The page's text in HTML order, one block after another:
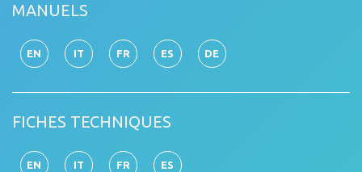
MANUELS
EN IT FR ES DE
FICHES TECHNIQUES
EN IT FR ES